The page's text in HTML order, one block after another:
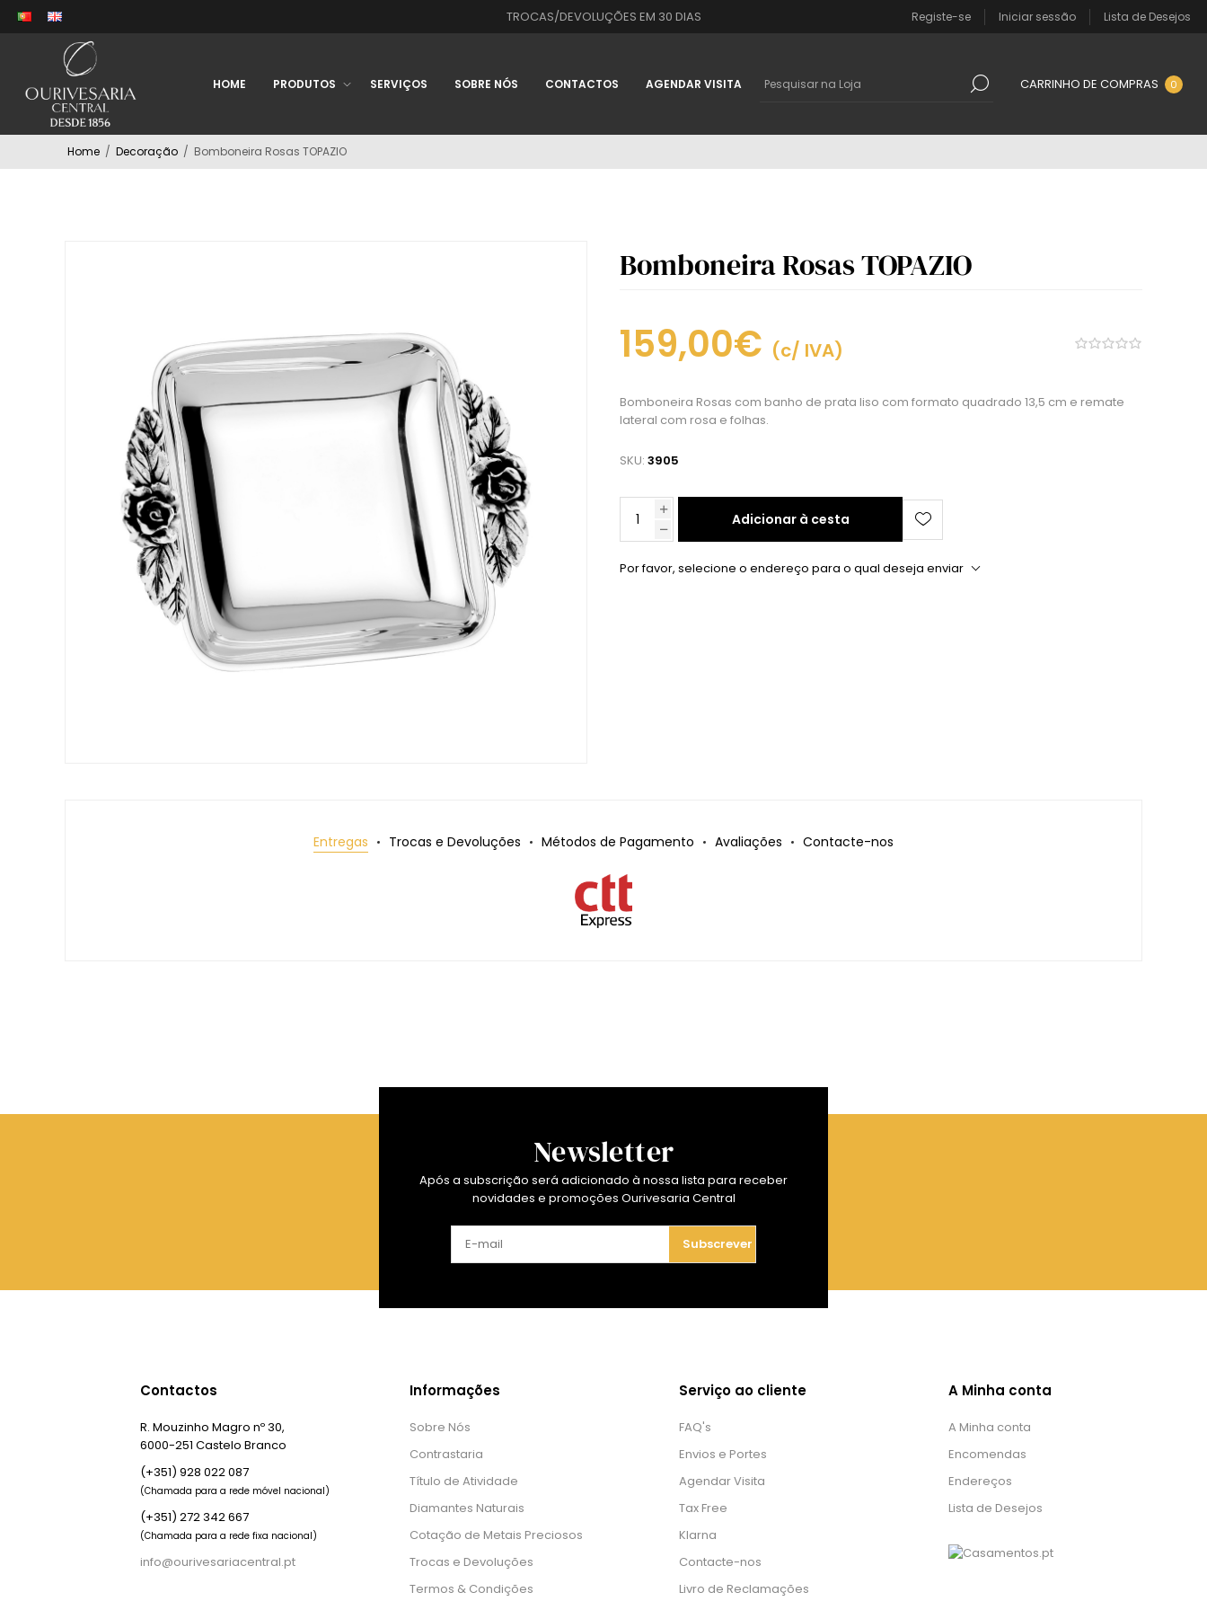
TROCAS/DEVOLUÇÕES EM 30 DIAS Registe-se Iniciar sessão Lista de Desejos
HOME PRODUTOS SERVIÇOS SOBRE NÓS CONTACTOS AGENDAR VISITA CARRINHO DE COMPRAS 0
Home / Decoração / Bomboneira Rosas TOPAZIO
Bomboneira Rosas TOPAZIO
159,00€ (c/ IVA)
Bomboneira Rosas com banho de prata liso com formato quadrado 13,5 cm e remate
lateral com rosa e folhas.
SKU: 3905
Adicionar à cesta
Por favor, selecione o endereço para o qual deseja enviar
Entregas Trocas e Devoluções Métodos de Pagamento Avaliações Contacte-nos
Newsletter
Após a subscrição será adicionado à nossa lista para receber
novidades e promoções Ourivesaria Central
Subscrever
Contactos
R. Mouzinho Magro nº 30,
6000-251 Castelo Branco
(+351) 928 022 087
(Chamada para a rede móvel nacional)
(+351) 272 342 667
(Chamada para a rede fixa nacional)
info@ourivesariacentral.pt
Informações
Sobre Nós
Contrastaria
Título de Atividade
Diamantes Naturais
Cotação de Metais Preciosos
Trocas e Devoluções
Termos & Condições
Serviço ao cliente
FAQ's
Envios e Portes
Agendar Visita
Tax Free
Klarna
Contacte-nos
Livro de Reclamações
A Minha conta
A Minha conta
Encomendas
Endereços
Lista de Desejos